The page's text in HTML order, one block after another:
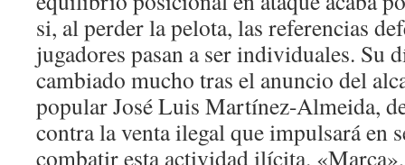
si, al perder la pelota, las referencias
jugadores pasan a ser individuales. Su
cambiado mucho tras el anuncio del
popular José Luis Martínez-Almeida,
contra la venta ilegal que impulsará en
combatir esta actividad ilícita.